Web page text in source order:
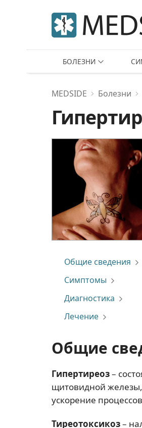
БОЛЕЗНИ
MEDSIDE Болезни
Общие сведения
Симптомы
Диагностика
Лечение
Общие
Гипертиреоз–
щитовидной железы,
ускорение
Тиреотоксикоз–